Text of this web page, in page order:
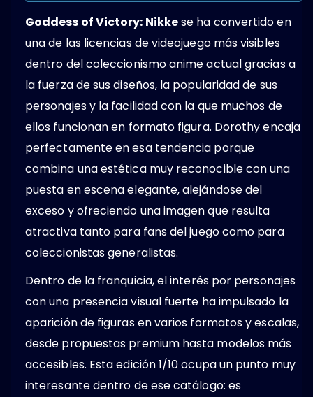
Goddess of Victory: Nikkese ha convertido en
una de las licencias de videojuego más visibles
dentro del coleccionismo anime actual gracias a
la fuerza de sus diseños, la popularidad de sus
personajes y la facilidad con la que muchos de
ellos funcionan en formato figura. Dorothy encaja
perfectamente en esa tendencia porque
combina una estética muy reconocible con una
puesta en escena elegante, alejándose del
exceso y ofreciendo una imagen que resulta
atractiva tanto para fans del juego como para
coleccionistas generalistas.
Dentro de la franquicia, el interés por personajes
con una presencia visual fuerte ha impulsado la
aparición de figuras en varios formatos y escalas,
desde propuestas premium hasta modelos más
accesibles. Esta edición 1/10 ocupa un punto muy
interesante dentro de ese catálogo: es